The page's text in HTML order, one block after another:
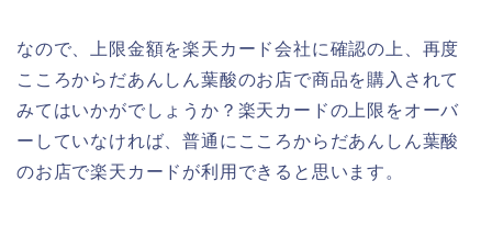
なので、上限金額を楽天カード会社に確認の上、再度
こころからだあんしん葉酸のお店で商品を購入されて
みてはいかがでしょうか？楽天カードの上限をオーバ
ーしていなければ、普通にこころからだあんしん葉酸
のお店で楽天カードが利用できると思います。